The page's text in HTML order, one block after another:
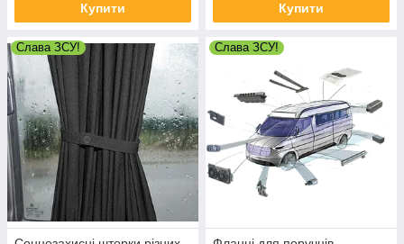
Купити Купити
Слава ЗСУ! Слава ЗСУ!